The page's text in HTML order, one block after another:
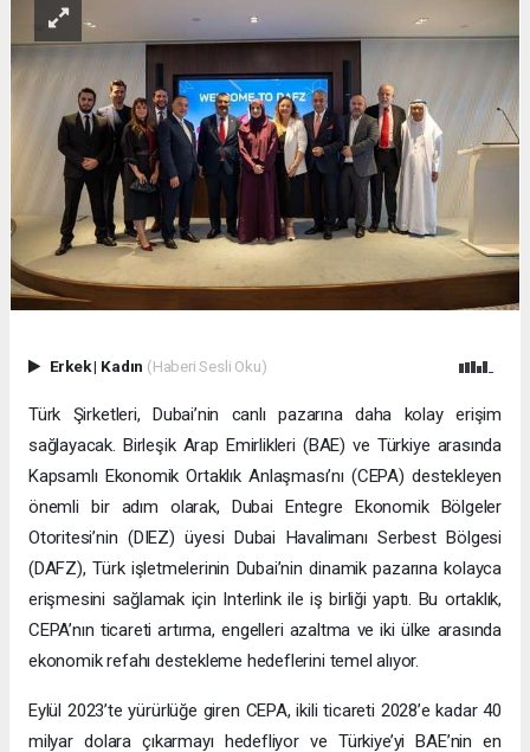
Erkek| Kadın (Haberi Sesli Oku)
Türk Şirketleri, Dubai’nin canlı pazarına daha kolay erişim
sağlayacak. Birleşik Arap Emirlikleri (BAE) ve Türkiye arasında
Kapsamlı Ekonomik Ortaklık Anlaşması’nı (CEPA) destekleyen
önemli bir adım olarak, Dubai Entegre Ekonomik Bölgeler
Otoritesi’nin (DIEZ) üyesi Dubai Havalimanı Serbest Bölgesi
(DAFZ), Türk işletmelerinin Dubai’nin dinamik pazarına kolayca
erişmesini sağlamak için Interlink ile iş birliği yaptı. Bu ortaklık,
CEPA’nın ticareti artırma, engelleri azaltma ve iki ülke arasında
ekonomik refahı destekleme hedeflerini temel alıyor.
Eylül 2023’te yürürlüğe giren CEPA, ikili ticareti 2028’e kadar 40
milyar dolara çıkarmayı hedefliyor ve Türkiye’yi BAE’nin en